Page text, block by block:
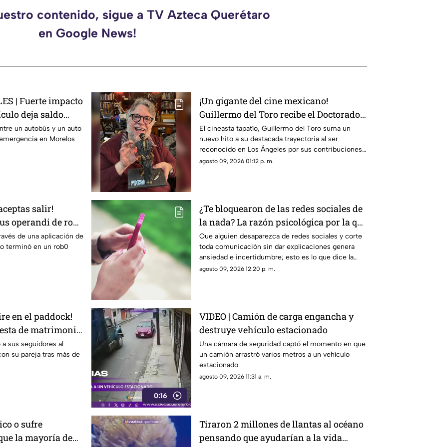
contenido, sigue a TV Azteca Querétaro
en Google News!
| Fuerte impacto
deja saldo
un autobús y un auto
en Morelos
¡Un gigante del cine mexicano!
Guillermo del Toro recibe el Doctorado
Honoris Causa en Bellas Artes
El cineasta tapatío, Guillermo del Toro suma un
nuevo hito a su destacada trayectoria al ser
reconocido en Los Ángeles por sus contribuciones
al arte cinematográfico
agosto 09, 2026 01:12 p. m.
salir!
operandi de rob0
aplicación de
de una aplicación de
terminó en un rob0
¿Te bloquearon de las redes sociales de
la nada? La razón psicológica por la que
algunas personas eligen el contacto
cero repentino
Que alguien desaparezca de redes sociales y corte
toda comunicación sin dar explicaciones genera
ansiedad e incertidumbre; esto es lo que dice la
psicología
agosto 09, 2026 12:20 p. m.
en el paddock!
de matrimonio
Montero
sus seguidores al
su pareja tras más de
0:16
VIDEO | Camión de carga engancha y
destruye vehículo estacionado
Una cámara de seguridad captó el momento en que
un camión arrastró varios metros a un vehículo
estacionado
agosto 09, 2026 11:31 a. m.
o sufre
la mayoría de
Tiraron 2 millones de llantas al océano
pensando que ayudarían a la vida